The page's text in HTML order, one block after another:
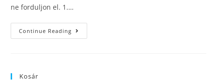
ne forduljon el. 1.…
Continue Reading
Kosár